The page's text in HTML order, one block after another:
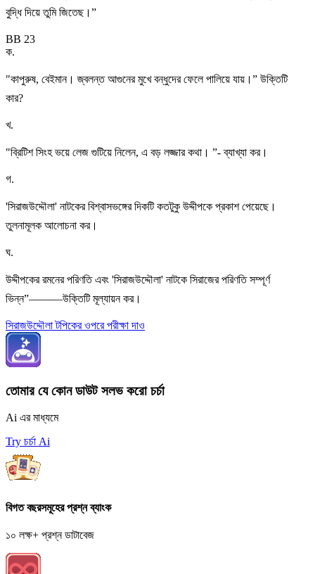
বুদ্ধি দিয়ে তুমি জিতেছ।”
BB 23
ক.
"কাপুরুষ, বেইমান। জ্বলন্ত আগুনের মুখে বন্ধুদের ফেলে পালিয়ে যায়।” উক্তিটি
কার?
খ.
"ব্রিটিশ সিংহ ভয়ে লেজ গুটিয়ে নিলেন, এ বড় লজ্জার কথা। ”- ব্যাখ্যা কর।
গ.
'সিরাজউদ্দৌলা' নাটকের বিশ্বাসভঙ্গের দিকটি কতটুকু উদ্দীপকে প্রকাশ পেয়েছে।
তুলনামূলক আলোচনা কর।
ঘ.
উদ্দীপকের রমনের পরিণতি এবং 'সিরাজউদ্দৌলা' নাটকে সিরাজের পরিণতি সম্পূর্ণ
ভিন্ন”———উক্তিটি মূল্যায়ন কর।
সিরাজউদ্দৌলা টপিকের ওপরে পরীক্ষা দাও
তোমার যে কোন ডাউট সলভ করো চর্চা
Ai এর মাধ্যমে
Try চর্চা Ai
বিগত বছরসমূহের প্রশ্ন ব্যাংক
১০ লক্ষ+ প্রশ্ন ডাটাবেজ